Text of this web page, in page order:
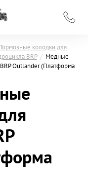
Тормозные колодки для
BRP / Медные
Outlander (Платформа